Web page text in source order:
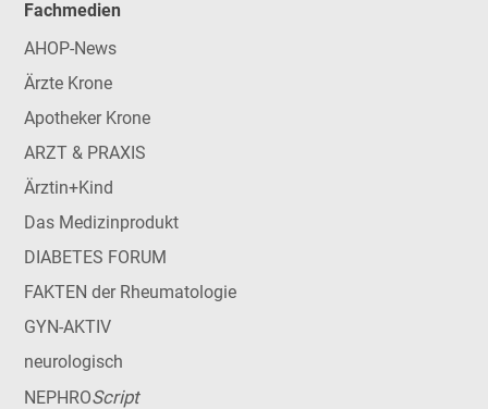
Fachmedien
AHOP-News
Ärzte Krone
Apotheker Krone
ARZT & PRAXIS
Ärztin+Kind
Das Medizinprodukt
DIABETES FORUM
FAKTEN der Rheumatologie
GYN-AKTIV
neurologisch
NEPHROScript